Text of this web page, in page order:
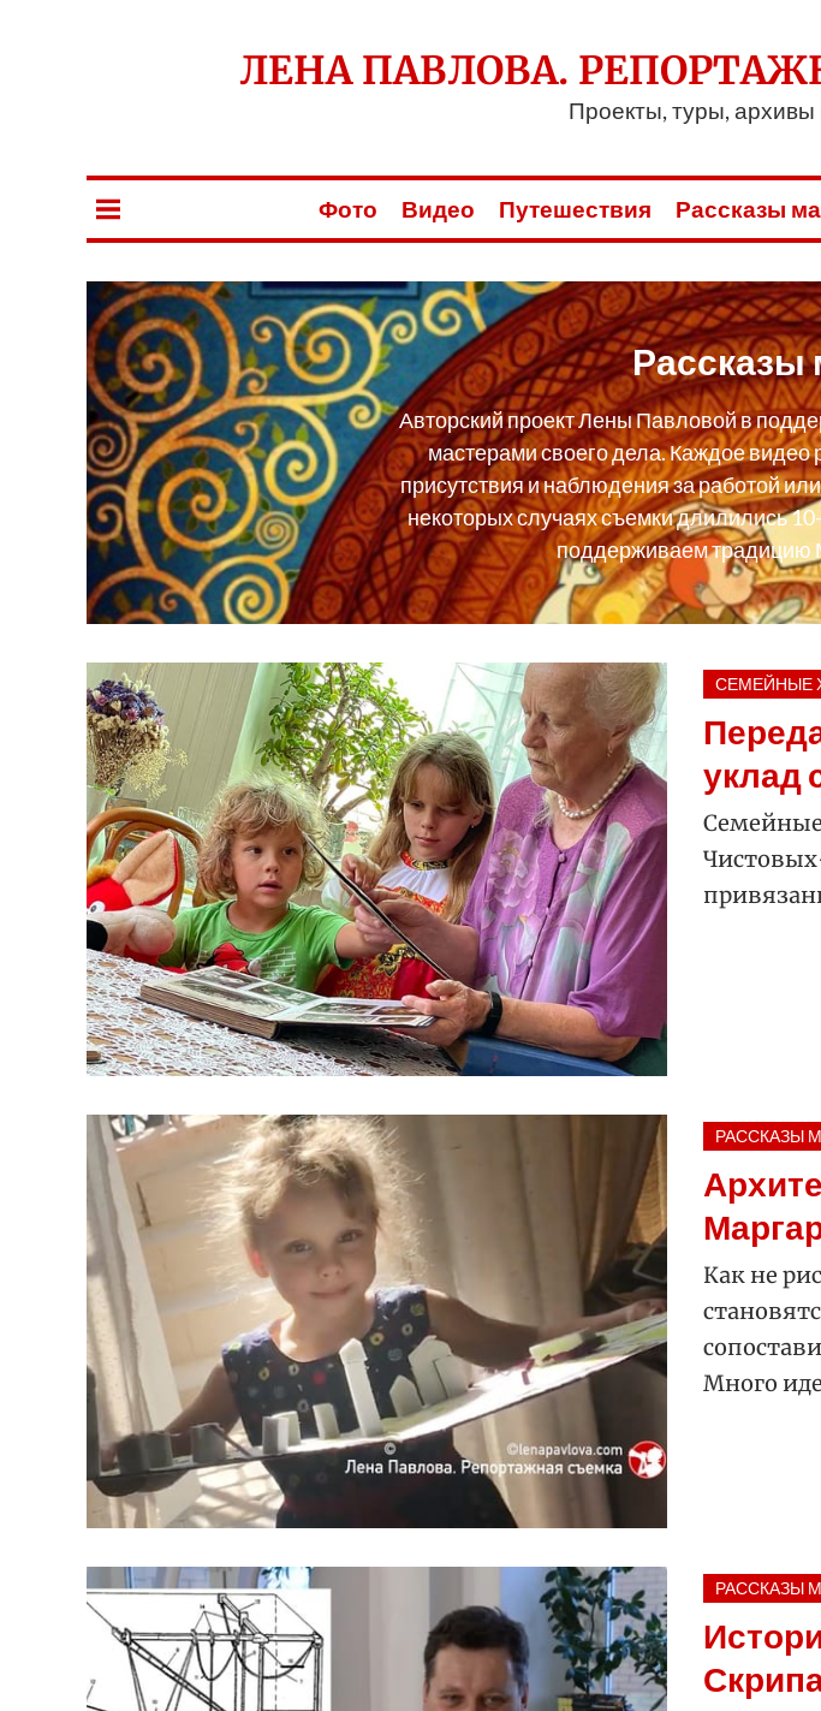
ЛЕНА ПАВЛОВА.
Проекты, туры,
Фото Видео Путешествия Рассказы
Рассказы
Авторский проект Лены Павловой в
мастерами своего дела. Каждое видео
присутствия и наблюдения за работой
некоторых случаях съемки длилились
поддерживаем традицию
СЕМЕЙНЫЕ
уклад
РАССКАЗЫ
Как не
Много
РАССКАЗЫ